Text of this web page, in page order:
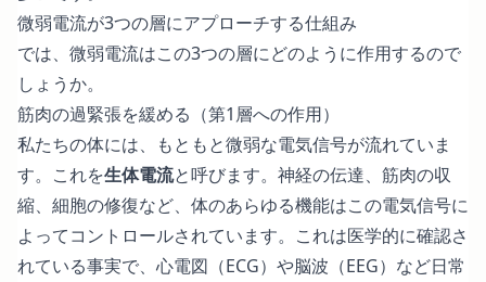
微弱電流が3つの層にアプローチする仕組み
では、微弱電流はこの3つの層にどのように作用するので
しょうか。
筋肉の過緊張を緩める（第1層への作用）
私たちの体には、もともと微弱な電気信号が流れていま
す。これを生体電流と呼びます。神経の伝達、筋肉の収
縮、細胞の修復など、体のあらゆる機能はこの電気信号に
よってコントロールされています。これは医学的に確認さ
れている事実で、心電図（ECG）や脳波（EEG）など日常